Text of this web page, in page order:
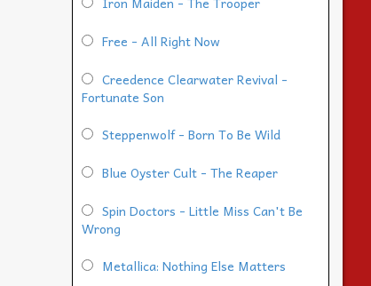
Free - All Right Now
Creedence Clearwater Revival -
Fortunate Son
Steppenwolf - Born To Be Wild
Blue Oyster Cult - The Reaper
Spin Doctors - Little Miss Can't Be
Wrong
Metallica: Nothing Else Matters